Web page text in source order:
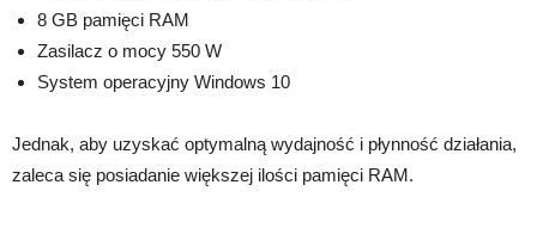
8 GB pamięci RAM
Zasilacz o mocy 550 W
System operacyjny Windows 10
Jednak, aby uzyskać optymalną wydajność i płynność działania,
zaleca się posiadanie większej ilości pamięci RAM.